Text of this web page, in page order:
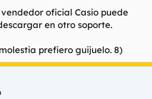
de 300 anotaciones, nombre,
:x
mal pensado. Hace falta a ver que
oficial Casio puede
en otro soporte.
prefiero guijuelo. 8)